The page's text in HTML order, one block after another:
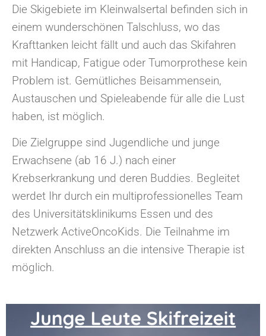
Die Skigebiete im Kleinwalsertal befinden sich in
einem wunderschönen Talschluss, wo das
Krafttanken leicht fällt und auch das Skifahren
mit Handicap, Fatigue oder Tumorprothese kein
Problem ist. Gemütliches Beisammensein,
Austauschen und Spieleabende für alle die Lust
haben, ist möglich.
Die Zielgruppe sind Jugendliche und junge
Erwachsene (ab 16 J.) nach einer
Krebserkrankung und deren Buddies. Begleitet
werdet Ihr durch ein multiprofessionelles Team
des Universitätsklinikums Essen und des
Netzwerk ActiveOncoKids. Die Teilnahme im
direkten Anschluss an die intensive Therapie ist
möglich.